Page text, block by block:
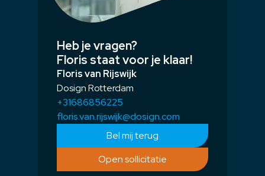
Heb je vragen?
Floris staat voor je klaar!
Floris van Rijswijk
Dosign Rotterdam
+31686856225
floris.van.rijswijk@dosign.com
Bel mij terug
Open sollicitatie